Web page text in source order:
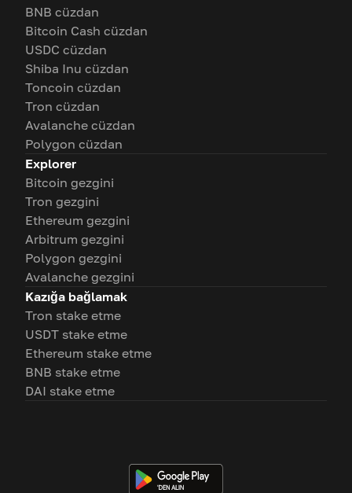
BNB cüzdan
Bitcoin Cash cüzdan
USDC cüzdan
Shiba Inu cüzdan
Toncoin cüzdan
Tron cüzdan
Avalanche cüzdan
Polygon cüzdan
Explorer
Bitcoin gezgini
Tron gezgini
Ethereum gezgini
Arbitrum gezgini
Polygon gezgini
Avalanche gezgini
Kazığa bağlamak
Tron stake etme
USDT stake etme
Ethereum stake etme
BNB stake etme
DAI stake etme